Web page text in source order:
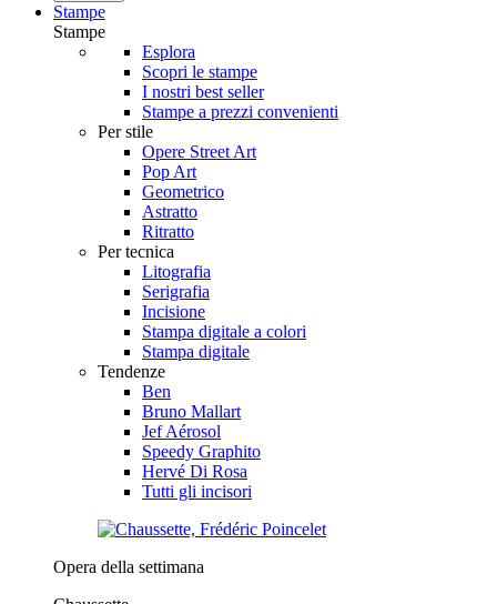
Stampe
Stampe
Esplora
Scopri le stampe
I nostri best seller
Stampe a prezzi convenienti
Per stile
Opere Street Art
Pop Art
Geometrico
Astratto
Ritratto
Per tecnica
Litografia
Serigrafia
Incisione
Stampa digitale a colori
Stampa digitale
Tendenze
Ben
Bruno Mallart
Jef Aérosol
Speedy Graphito
Hervé Di Rosa
Tutti gli incisori
Opera della settimana